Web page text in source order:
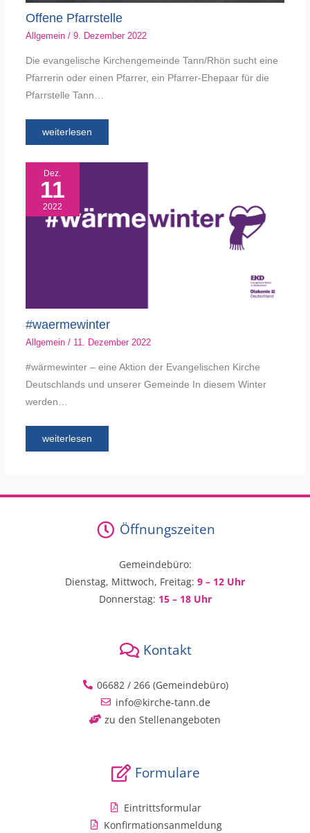
Offene Pfarrstelle
Allgemein/ 9. Dezember 2022
Die evangelische Kirchengemeinde Tann/Rhön sucht eine
Pfarrerin oder einen Pfarrer, ein Pfarrer-Ehepaar für die
Pfarrstelle Tann…
weiterlesen
Dez.
11
2022
#waermewinter
Allgemein/ 11. Dezember 2022
#wärmewinter – eine Aktion der Evangelischen Kirche
Deutschlands und unserer Gemeinde In diesem Winter
werden…
weiterlesen
Öffnungszeiten
Gemeindebüro:
Dienstag, Mittwoch, Freitag: 9 – 12 Uhr
Donnerstag: 15 – 18 Uhr
Kontakt
06682 / 266 (Gemeindebüro)
info@kirche-tann.de
zu den Stellenangeboten
Formulare
Eintrittsformular
Konfirmationsanmeldung